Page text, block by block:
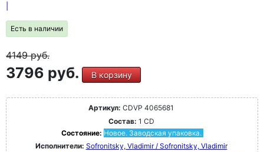
Есть в наличии
4149руб.
3796 руб. В корзину
Артикул: CDVP 4065681
Состав: 1 CD
Состояние: Новое. Заводская упаковка.
Исполнители: Sofronitsky, Vladimir / Sofronitsky, Vladimir